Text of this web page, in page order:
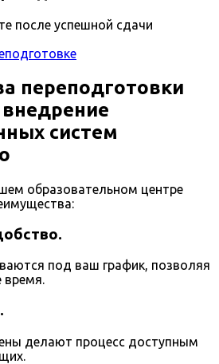
после успешной сдачи
переподготовки
внедрение
систем
образовательном центре
под ваш график, позволяя
время.
делают процесс доступным